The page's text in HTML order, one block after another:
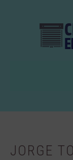
JORGE